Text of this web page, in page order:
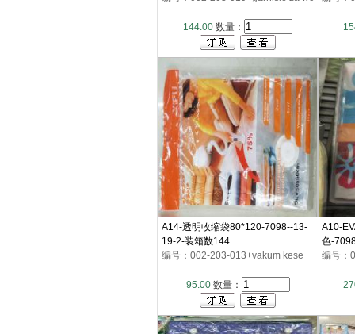
144.00 数量：
A14-透明收缩袋80*120-7098--13-
19-2-装箱数144
编号：002-203-013+vakum kese
95.00数量：
A10-
色-
编号：